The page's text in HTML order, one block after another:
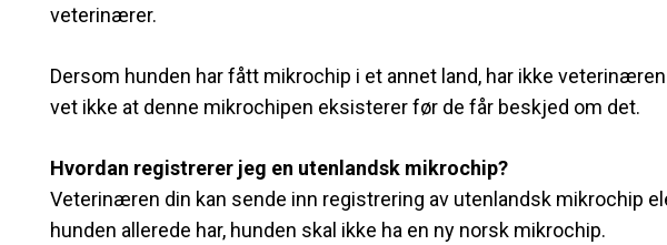
veterinærer.
Dersom hunden har fått mikrochip i et annet land, har ikke
vet ikke at denne mikrochipen eksisterer før de får beskjed om det.
Hvordan registrerer jeg en utenlandsk mikrochip?
Veterinæren din kan sende inn registrering av utenlandsk mikrochip
hunden allerede har, hunden skal ikke ha en ny norsk mikrochip.